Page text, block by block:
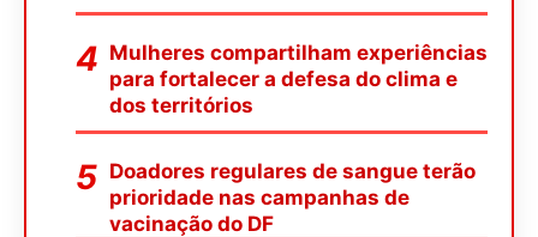
Mulheres compartilham experiências
para fortalecer a defesa do clima e
dos territórios
Doadores regulares de sangue terão
prioridade nas campanhas de
vacinação do DF